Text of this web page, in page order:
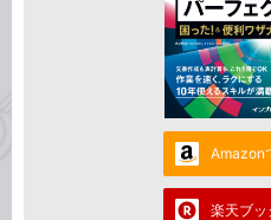
Amazon
楽天ブッ